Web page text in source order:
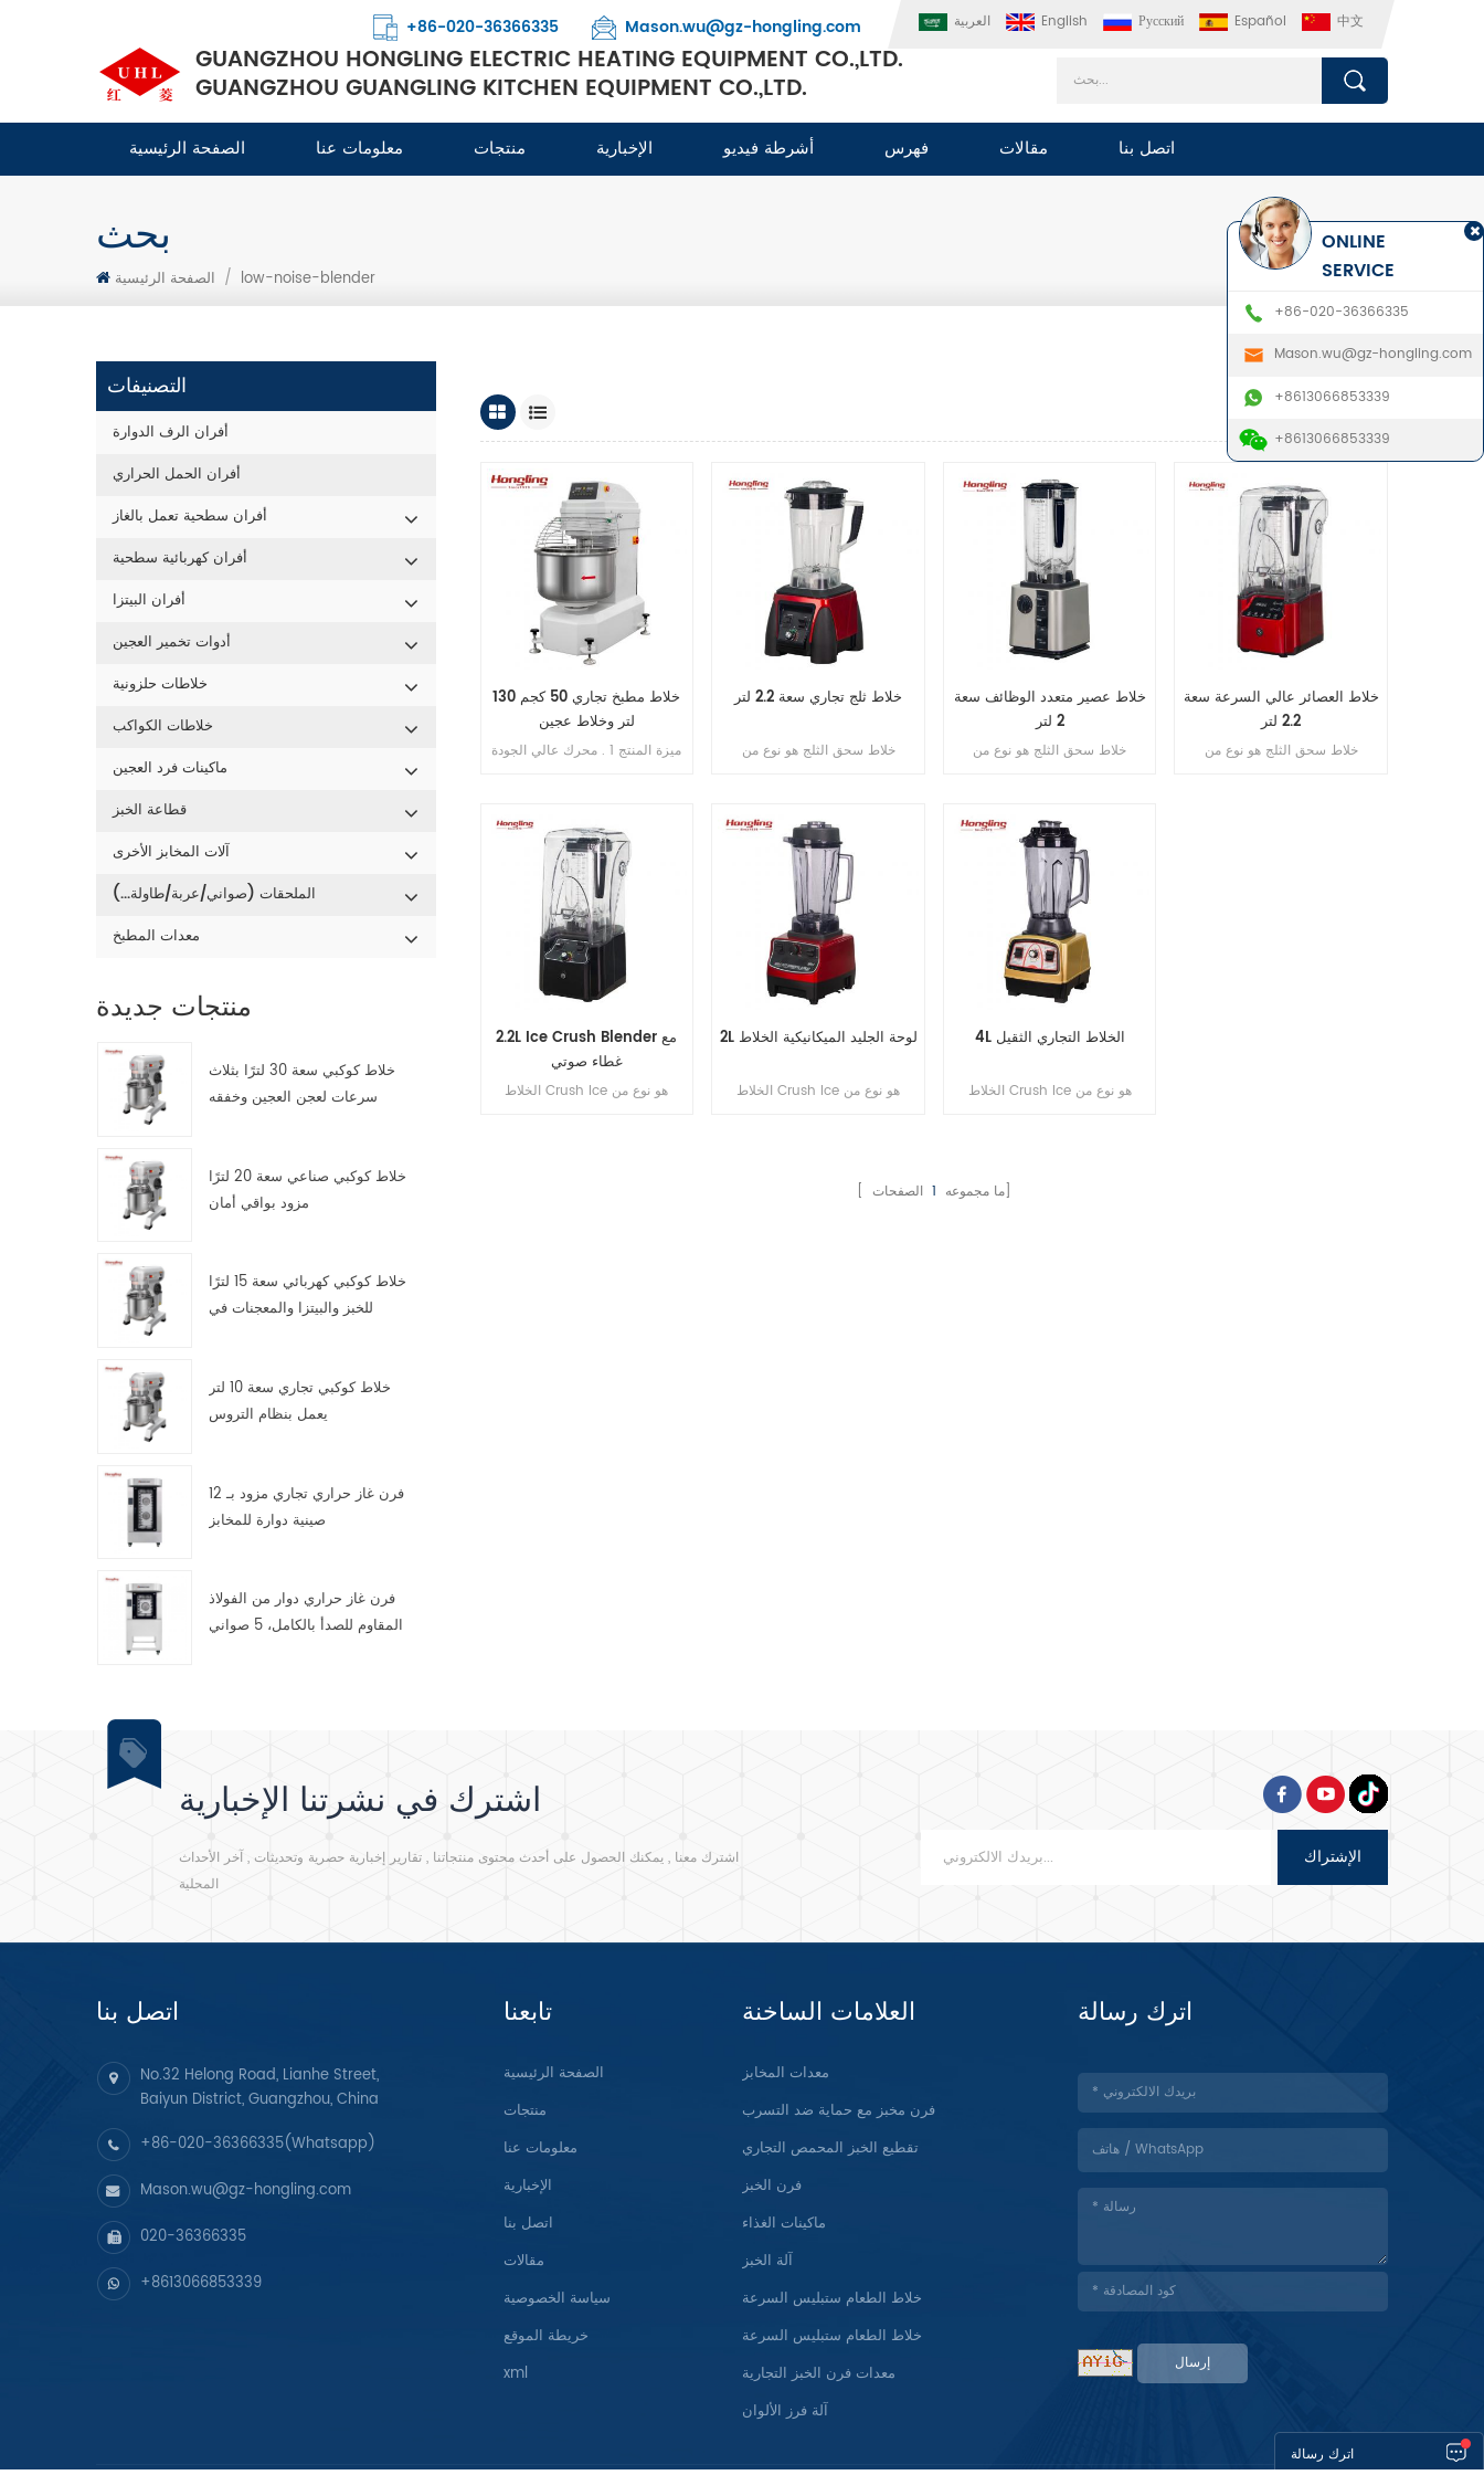
العربية English Русский Español 中文
+86-020-36366335 Mason.wu@gz-hongling.com
GUANGZHOU HONGLING ELECTRIC HEATING EQUIPMENT CO.,LTD.
GUANGZHOU GUANGLING KITCHEN EQUIPMENT CO.,LTD.
الصفحة الرئيسية معلومات عنا منتجات الإخبارية أشرطة فيديو فهرس مقالات اتصل بنا
بحث
الصفحة الرئيسية / low-noise-blender
التصنيفات
أفران الرف الدوارة
أفران الحمل الحراري
أفران سطحية تعمل بالغاز
أفران كهربائية سطحية
أفران البيتزا
أدوات تخمير العجين
خلاطات حلزونية
خلاطات الكواكب
ماكينات فرد العجين
قطاعة الخبز
آلات المخابز الأخرى
الملحقات (صواني/عربة/طاولة...)
معدات المطبخ
منتجات جديدة
خلاط كوكبي سعة 30 لترًا بثلاث
سرعات لعجن العجين وخفقه
خلاط كوكبي صناعي سعة 20 لترًا
مزود بواقي أمان
خلاط كوكبي كهربائي سعة 15 لترًا
للخبز والبيتزا والمعجنات في
خلاط كوكبي تجاري سعة 10 لتر
يعمل بنظام التروس
فرن غاز حراري تجاري مزود بـ 12
صينية دوارة للمخابز
فرن غاز حراري دوار من الفولاذ
المقاوم للصدأ بالكامل، 5 صواني
خلاط مطبخ تجاري 50 كجم 130
لتر وخلاط عجين
ميزة المنتج 1 . محرك عالي الجودة
الانحناء لم ينكسر أبدًا . 4 . محامل
خلاط ثلج تجاري سعة 2.2 لتر
خلاط سحق الثلج هو نوع من
المجمدة. يتميز عادةً بمحرك قوي
وشفرات حادة ووعاء متين للتعامل
مع قسوة سحق الثلج دون كسر
خلاط عصير متعدد الوظائف سعة
2 لتر
خلاط سحق الثلج هو نوع من
المجمدة. يتميز عادةً بمحرك قوي
وشفرات حادة ووعاء متين للتعامل
مع قسوة سحق الثلج دون كسر
خلاط العصائر عالي السرعة سعة
2.2 لتر
خلاط سحق الثلج هو نوع من
2.2L Ice Crush Blender مع
غطاء صوتي
الخلاط Crush Ice هو نوع من
2L لوحة الجليد الميكانيكية الخلاط
الخلاط Crush Ice هو نوع من
حادة وجرة متينة للتعامل مع قسوة
الثلج الساحق دون كسر المحرك أو
4L الخلاط التجاري الثقيل
الخلاط Crush Ice هو نوع من
حادة وجرة متينة للتعامل مع قسوة
الثلج الساحق دون كسر المحرك أو
[ ما مجموعه 1 الصفحات]
اشترك في نشرتنا الإخبارية
اشترك معنا , يمكنك الحصول على أحدث محتوى منتجاتنا , تقارير إخبارية حصرية وتحديثات , آخر الأحداث
المحلية
الإشتراك
اتصل بنا
No.32 Helong Road, Lianhe Street,
Baiyun District, Guangzhou, China
+86-020-36366335(Whatsapp)
Mason.wu@gz-hongling.com
020-36366335
+8613066853339
تابعنا
الصفحة الرئيسية
منتجات
معلومات عنا
الإخبارية
اتصل بنا
مقالات
سياسة الخصوصية
خريطة الموقع
xml
العلامات الساخنة
معدات المخابز
فرن مخبز مع حماية ضد التسرب
تقطيع الخبز المحمص التجاري
فرن الخبز
ماكينات الغذاء
آلة الخبز
خلاط الطعام ستبليس السرعة
خلاط الطعام ستبليس السرعة
معدات فرن الخبز التجارية
آلة فرز الألوان
اترك رسالة
إرسال
ONLINE
SERVICE
+86-020-36366335
Mason.wu@gz-hongling.com
+8613066853339
+8613066853339
اترك رسالة